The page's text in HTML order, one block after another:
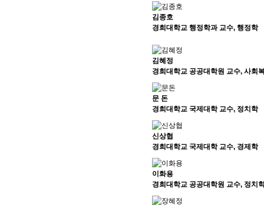
김종호
경희대학교 행정학과 교수, 행정학
김혜정
경희대학교 공공대학원 교수, 사회
문 돈
경희대학교 국제대학 교수, 정치학
신상협
경희대학교 국제대학 교수, 경제학
이화용
경희대학교 공공대학원 교수, 정치